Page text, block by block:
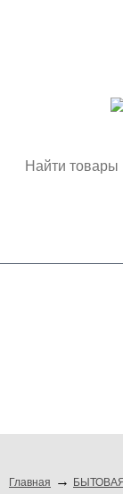
Главная